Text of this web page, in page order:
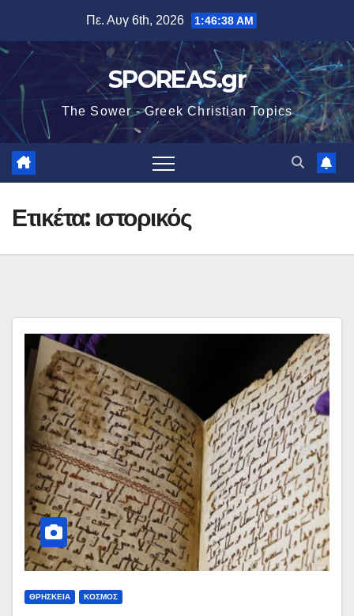
περιεχόμενο
Πε. Αυγ 6th, 2026 1:46:38 AM
SPOREAS.gr
The Sower - Greek Christian Topics
Ετικέτα: ιστορικός
ΘΡΗΣΚΕΙΑ ΚΟΣΜΟΣ